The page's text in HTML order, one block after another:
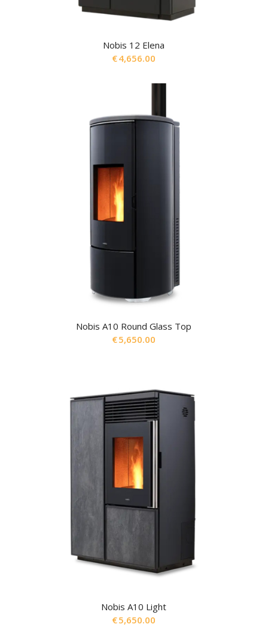
Nobis 12 Elena
€4,656.00
Nobis A10 Round Glass Top
€5,650.00
Nobis A10 Light
€5,650.00